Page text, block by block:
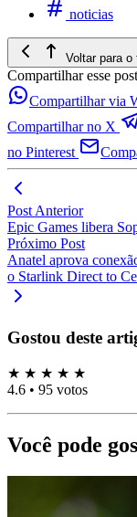
noticias
Voltar para o
Compartilhar esse
Compartilhar via
Compartilhar no X
no Pinterest
Post Anterior
Epic Games libera
Próximo Post
Anatel aprova
o Starlink Direct to
Gostou deste
★ ★ ★ ★ ★
4.6 • 95 votos
Você pode